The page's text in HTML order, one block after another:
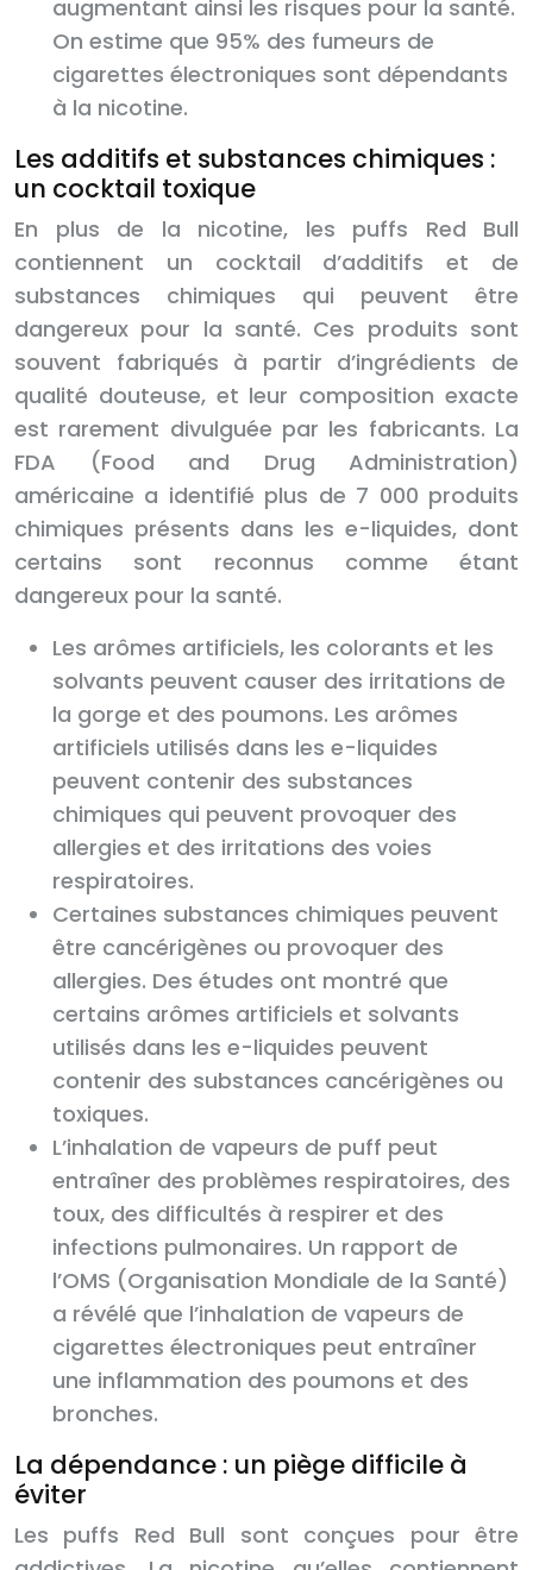
augmentant ainsi les risques pour la santé.
On estime que 95% des fumeurs de
cigarettes électroniques sont dépendants
à la nicotine.
Les additifs et substances chimiques :
un cocktail toxique
En plus de la nicotine, les puffs Red Bull
contiennent un cocktail d’additifs et de
substances chimiques qui peuvent être
dangereux pour la santé. Ces produits sont
souvent fabriqués à partir d’ingrédients de
qualité douteuse, et leur composition exacte
est rarement divulguée par les fabricants. La
FDA (Food and Drug Administration)
américaine a identifié plus de 7 000 produits
chimiques présents dans les e-liquides, dont
certains sont reconnus comme étant
dangereux pour la santé.
Les arômes artificiels, les colorants et les
solvants peuvent causer des irritations de
la gorge et des poumons. Les arômes
artificiels utilisés dans les e-liquides
peuvent contenir des substances
chimiques qui peuvent provoquer des
allergies et des irritations des voies
respiratoires.
Certaines substances chimiques peuvent
être cancérigènes ou provoquer des
allergies. Des études ont montré que
certains arômes artificiels et solvants
utilisés dans les e-liquides peuvent
contenir des substances cancérigènes ou
toxiques.
L’inhalation de vapeurs de puff peut
entraîner des problèmes respiratoires, des
toux, des difficultés à respirer et des
infections pulmonaires. Un rapport de
l’OMS (Organisation Mondiale de la Santé)
a révélé que l’inhalation de vapeurs de
cigarettes électroniques peut entraîner
une inflammation des poumons et des
bronches.
La dépendance : un piège difficile à
éviter
Les puffs Red Bull sont conçues pour être